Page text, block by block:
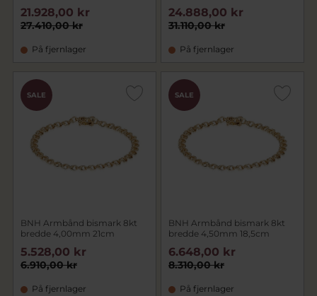
27.410,00 kr
21.928,00 kr
På fjernlager
31.110,00 kr
24.888,00 kr
På fjernlager
SALE
BNH Armbånd bismark 8kt
bredde 4,00mm 21cm
6.910,00 kr
5.528,00 kr
På fjernlager
SALE
BNH Armbånd bismark 8kt
bredde 4,50mm 18,5cm
8.310,00 kr
6.648,00 kr
På fjernlager